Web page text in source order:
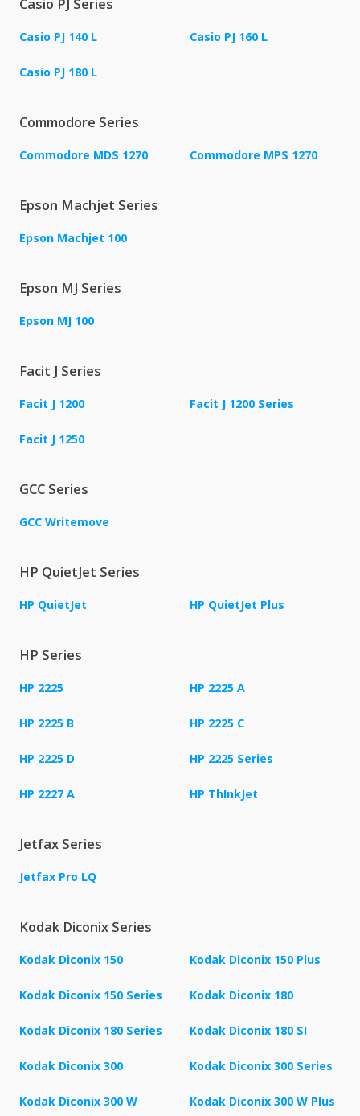
Casio PJ Series
Casio PJ 140 L Casio PJ 160 L
Casio PJ 180 L
Commodore Series
Commodore MDS 1270 Commodore MPS 1270
Epson Machjet Series
Epson Machjet 100
Epson MJ Series
Epson MJ 100
Facit J Series
Facit J 1200 Facit J 1200 Series
Facit J 1250
GCC Series
GCC Writemove
HP QuietJet Series
HP QuietJet HP QuietJet Plus
HP Series
HP 2225 HP 2225 A
HP 2225 B HP 2225 C
HP 2225 D HP 2225 Series
HP 2227 A HP ThInkJet
Jetfax Series
Jetfax Pro LQ
Kodak Diconix Series
Kodak Diconix 150 Kodak Diconix 150 Plus
Kodak Diconix 150 Series Kodak Diconix 180
Kodak Diconix 180 Series Kodak Diconix 180 SI
Kodak Diconix 300 Kodak Diconix 300 Series
Kodak Diconix 300 W Kodak Diconix 300 W Plus